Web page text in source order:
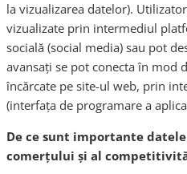
la vizualizarea datelor).
vizualizate prin intermediul
socială (social media) sau pot
avansați se pot conecta în mod
încărcate pe site-ul web, prin
(interfața de programare a
De ce sunt importante
comerțului și al